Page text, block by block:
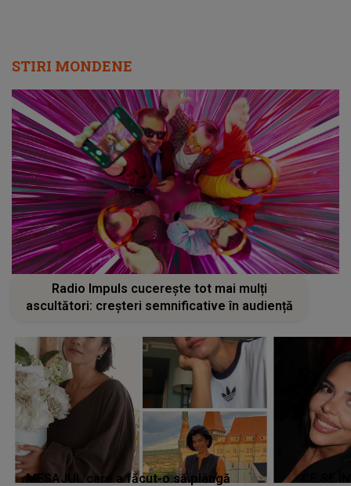
STIRI MONDENE
Radio Impuls cucerește tot mai mulți
ascultători: creșteri semnificative în audiență
MESAJUL care a făcut-o să plângă